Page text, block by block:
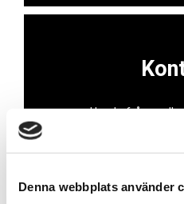
Denna webbplats använder
Har du frågor